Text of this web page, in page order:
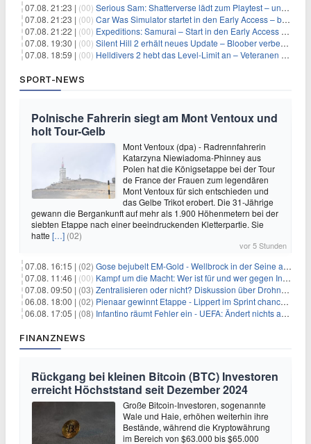
07.08. 21:23 | (00) Serious Sam: Shatterverse lädt zum Playtest – und erscheint schon bald!
07.08. 21:23 | (00) Car Was Simulator startet in den Early Access – bald gehts los!
07.08. 21:22 | (00) Expeditions: Samurai – Start in den Early Access ab heute im feudalen Japan
07.08. 19:30 | (00) Silent Hill 2 erhält neues Update – Bloober verbessert Grafik und Performance
07.08. 18:59 | (00) Helldivers 2 hebt das Level-Limit an – Veteranen können endlich weiter aufsteigen
SPORT-NEWS
Polnische Fahrerin siegt am Mont Ventoux und
holt Tour-Gelb
Mont Ventoux (dpa) - Radrennfahrerin
Katarzyna Niewiadoma-Phinney aus
Polen hat die Königsetappe bei der Tour
de France der Frauen zum legendären
Mont Ventoux für sich entschieden und
das Gelbe Trikot erobert. Die 31-Jährige
gewann die Bergankunft auf mehr als 1.900 Höhenmetern bei der
siebten Etappe nach einer beeindruckenden Kletterpartie. Sie
hatte […] (02)
vor 5 Stunden
07.08. 16:15 | (02) Gose bejubelt EM-Gold - Wellbrock in der Seine ausgebremst
07.08. 11:46 | (00) Kampf um die Macht: Wer ist für und wer gegen Infantino?
07.08. 09:50 | (03) Zentralisieren oder nicht? Diskussion über Drohnenabwehr
06.08. 18:00 | (02) Pienaar gewinnt Etappe - Lippert im Sprint chancenlos
06.08. 17:05 | (08) Infantino räumt Fehler ein - UEFA: Ändert nichts an Boykott
FINANZNEWS
Rückgang bei kleinen Bitcoin (BTC) Investoren
erreicht Höchststand seit Dezember 2024
Große Bitcoin-Investoren, sogenannte
Wale und Haie, erhöhen weiterhin ihre
Bestände, während die Kryptowährung
im Bereich von $63.000 bis $65.000